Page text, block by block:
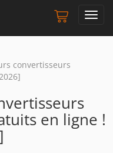
convertisseurs
en ligne !